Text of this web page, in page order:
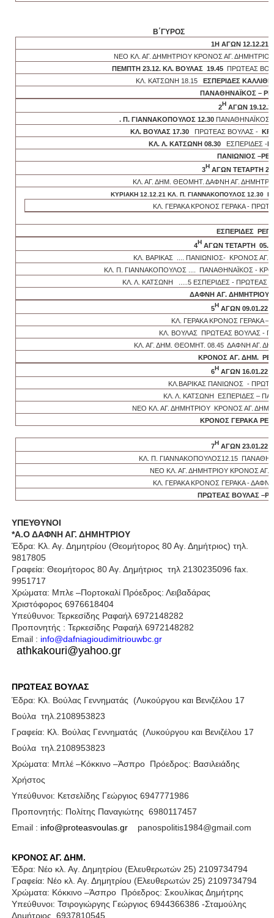
Β΄ΓΥΡΟΣ
1Η ΑΓΩΝ 12.12.21
ΝΕΟ ΚΛ. ΑΓ. ΔΗΜΗΤΡΙΟΥ ΚΡΟΝΟΣ ΑΓ.
ΠΕΜΠΤΗ 23.12. ΚΛ. ΒΟΥΛΑΣ 19.45ΠΡΩΤΕΑΣ
ΚΛ. ΚΑΤΣΩΝΗ 18.15
ΕΣΠΕΡΙΔΕΣ
ΠΑΝΑΘΗΝΑΪΚΟΣ –
2ΗΑΓΩΝ
. Π. ΓΙΑΝΝΑΚΟΠΟΥΛΟΣ 12.30ΠΑΝΑΘΗΝΑΪΚΟΣ
ΚΛ. ΒΟΥΛΑΣ 17.30
ΠΡΩΤΕΑΣ ΒΟΥΛΑΣ -
ΚΛ. Λ. ΚΑΤΣΩΝΗ 08.30
ΕΣΠΕΡΙΔΕΣ -
ΠΑΝΙΩΝΙΟΣ
3Η ΑΓΩΝ ΤΕΤΑΡΤΗ
ΚΛ. ΑΓ. ΔΗΜ. ΘΕΟΜΗΤ. ΔΑΦΝΗ ΑΓ.
ΚΥΡΙΑΚΗ 12.12.21 ΚΛ. Π. ΓΙΑΝΝΑΚΟΠΟΥΛΟΣ 12.30
ΚΛ. ΓΕΡΑΚΑ ΚΡΟΝΟΣ ΓΕΡΑΚΑ -
ΕΣΠΕΡΙΔΕΣ
4Η ΑΓΩΝ ΤΕΤΑΡΤΗ
ΚΛ. ΒΑΡΙΚΑΣ .... ΠΑΝΙΩΝΙΟΣ- ΚΡΟΝΟΣ ΑΓ.
ΚΛ. Π. ΓΙΑΝΝΑΚΟΠΟΥΛΟΣ .... ΠΑΝΑΘΗΝΑΪΚΟΣ -
ΚΛ. Λ. ΚΑΤΣΩΝΗ .....5 ΕΣΠΕΡΙΔΕΣ - ΠΡΩΤΕΑΣ
ΔΑΦΝΗ ΑΓ. ΔΗΜΗΤΡΙΟΥ
5Η ΑΓΩΝ 09.01.22
ΚΛ. ΓΕΡΑΚΑ ΚΡΟΝΟΣ ΓΕΡΑΚΑ –
ΚΛ. ΒΟΥΛΑΣ ΠΡΩΤΕΑΣ ΒΟΥΛΑΣ -
ΚΛ. ΑΓ. ΔΗΜ. ΘΕΟΜΗΤ. 08.45 ΔΑΦΝΗ ΑΓ.
ΚΡΟΝΟΣ ΑΓ. ΔΗΜ.
6Η ΑΓΩΝ 16.01.22
ΚΛ.ΒΑΡΙΚΑΣ ΠΑΝΙΩΝΟΣ -
ΚΛ. Λ. ΚΑΤΣΩΝΗ ΕΣΠΕΡΙΔΕΣ –
ΝΕΟ ΚΛ. ΑΓ. ΔΗΜΗΤΡΙΟΥ ΚΡΟΝΟΣ ΑΓ. ΔΗΜ.
ΚΡΟΝΟΣ ΓΕΡΑΚΑ
7Η ΑΓΩΝ 23.01.22
ΚΛ. Π. ΓΙΑΝΝΑΚΟΠΟΥΛΟΣ12.15
ΝΕΟ ΚΛ. ΑΓ. ΔΗΜΗΤΡΙΟΥ ΚΡΟΝΟΣ ΑΓ.
ΚΛ. ΓΕΡΑΚΑ ΚΡΟΝΟΣ ΓΕΡΑΚΑ -
ΠΡΩΤΕΑΣ ΒΟΥΛΑΣ
ΥΠΕΥΘΥΝΟΙ
*Α.Ο ΔΑΦΝΗ ΑΓ. ΔΗΜΗΤΡΙΟΥ
Έδρα: Κλ. Αγ. Δημητρίου (Θεομήτορος 80 Αγ. Δημήτριος) τηλ.
9817805
Γραφεία: Θεομήτορος 80 Αγ. Δημήτριος τηλ 2130235096 fax.
9951717
Χρώματα: Mπλε –Πορτοκαλί Πρόεδρος: Λειβαδάρας
Χριστόφορος 6976618404
Υπεύθυνοι: Τερκεσίδης Ραφαήλ 6972148282
Προπονητής : Τερκεσίδης Ραφαήλ 6972148282
Email : info@dafniagioudimitriouwbc.gr
athkakouri@yahoo.gr
ΠΡΩΤΕΑΣ ΒΟΥΛΑΣ
Έδρα: Κλ. Βούλας Γεννηματάς
(Λυκούργου και Βενιζέλου 17
Βούλα τηλ.2108953823
Γραφεία: Κλ. Βούλας Γεννηματάς
(Λυκούργου και Βενιζέλου 17
Βούλα τηλ.2108953823
Χρώματα: Μπλέ –Κόκκινο –Άσπρο Πρόεδρος: Βασιλειάδης
Χρήστος
Υπεύθυνοι: Κετσελίδης Γεώργιος 6947771986
Προπονητής: Πολίτης Παναγιώτης 6980117457
Email : info@proteasvoulas.grpanospolitis1984@gmail.com
ΚΡΟΝΟΣ ΑΓ. ΔΗΜ.
Έδρα: Νέο κλ. Αγ. Δημητρίου (Eλευθερωτών 25) 2109734794
Γραφεία: Νέο κλ. Αγ. Δημητρίου (Eλευθερωτών 25) 2109734794
Χρώματα: Κόκκινο –Άσπρο Πρόεδρος: Σκουλίκας Δημήτρης
Υπεύθυνοι: Τσιρογιώργης Γεώργιος 6944366386 -Σταμούλης
Δημήτριος 6937810545